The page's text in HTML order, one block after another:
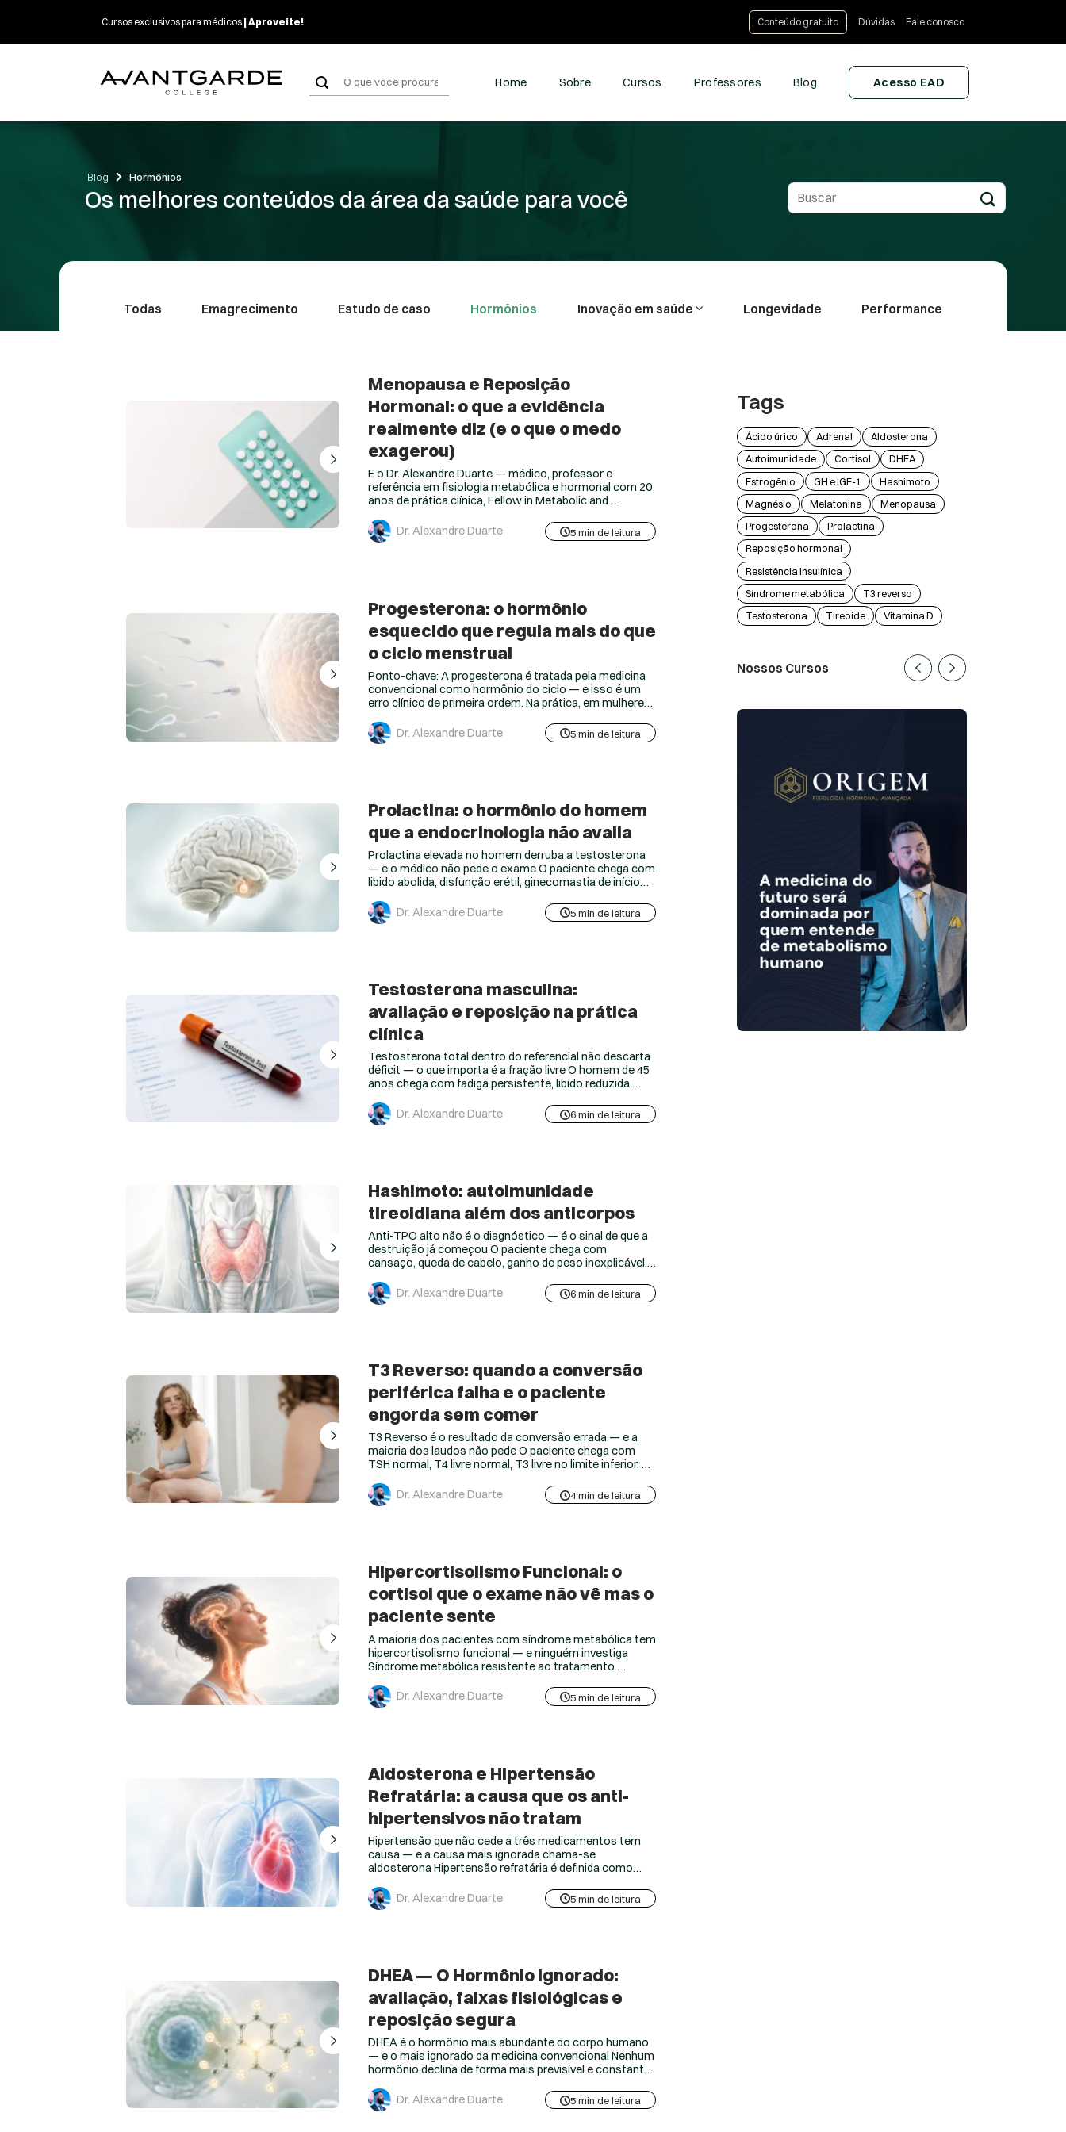
Cursos exclusivos para médicos | Aproveite! Conteúdo gratuito Dúvidas Fale conosco
Pesquisar
Home Sobre Cursos Professores Blog Acesso EAD
Blog Hormônios
Os melhores conteúdos da área da saúde para você
Pesquisar
por:
Todas Emagrecimento Estudo de caso Hormônios Inovação em saúde Longevidade Performance
Menopausa e Reposição
Hormonal: o que a evidência
realmente diz (e o que o medo
exagerou)
E o Dr. Alexandre Duarte — médico, professor e
referência em fisiologia metabólica e hormonal com 20
anos de prática clínica, Fellow in Metabolic and
Avantgarde College — conduz esse raciocínio passo a
passo. O estudo WHI de 2002 causou mais dano do que
Dr. Alexandre Duarte 5 min de leitura
Progesterona: o hormônio
esquecido que regula mais do que
o ciclo menstrual
Ponto-chave: A progesterona é tratada pela medicina
convencional como hormônio do ciclo — e isso é um
erro clínico de primeira ordem. Na prática, em mulheres
irregularidade menstrual, a primeira investigação
deveria ser a progesterona na fase lútea. Não é. E o Dr.
Dr. Alexandre Duarte 5 min de leitura
Prolactina: o hormônio do homem
que a endocrinologia não avalia
Prolactina elevada no homem derruba a testosterona
— e o médico não pede o exame O paciente chega com
libido abolida, disfunção erétil, ginecomastia de início
ng/dL. Em seguida, o médico inicia a discussão sobre
reposição de testosterona. Antes de assinar a
Dr. Alexandre Duarte 5 min de leitura
Testosterona masculina:
avaliação e reposição na prática
clínica
Testosterona total dentro do referencial não descarta
déficit — o que importa é a fração livre O homem de 45
anos chega com fadiga persistente, libido reduzida,
abdominal mesmo com dieta controlada. O laudo
mostra testosterona total de 380 ng/dL — dentro do
Dr. Alexandre Duarte 6 min de leitura
Hashimoto: autoimunidade
tireoidiana além dos anticorpos
Anti-TPO alto não é o diagnóstico — é o sinal de que a
destruição já começou O paciente chega com
cansaço, queda de cabelo, ganho de peso inexplicável.
laboratório. O Anti-TPO está em 450 UI/mL. O laudo
informa “função tireoidiana normal”. O médico anota
Dr. Alexandre Duarte 6 min de leitura
T3 Reverso: quando a conversão
periférica falha e o paciente
engorda sem comer
T3 Reverso é o resultado da conversão errada — e a
maioria dos laudos não pede O paciente chega com
TSH normal, T4 livre normal, T3 livre no limite inferior. Na
cabelo caindo e raciocínio lento. O laudo diz “função
tireoidiana normal”. A tireoide pode estar normal. O
Dr. Alexandre Duarte 4 min de leitura
Hipercortisolismo Funcional: o
cortisol que o exame não vê mas o
paciente sente
A maioria dos pacientes com síndrome metabólica tem
hipercortisolismo funcional — e ninguém investiga
Síndrome metabólica resistente ao tratamento.
que apareceu junto com o ganho de peso. Glicose de
jejum cronicamente na fronteira. Na prática, o clínico
Dr. Alexandre Duarte 5 min de leitura
Aldosterona e Hipertensão
Refratária: a causa que os anti-
hipertensivos não tratam
Hipertensão que não cede a três medicamentos tem
causa — e a causa mais ignorada chama-se
aldosterona Hipertensão refratária é definida como
hipertensivos em doses plenas, incluindo um diurético.
A conduta habitual é adicionar um quarto
Dr. Alexandre Duarte 5 min de leitura
DHEA — O Hormônio Ignorado:
avaliação, faixas fisiológicas e
reposição segura
DHEA é o hormônio mais abundante do corpo humano
— e o mais ignorado da medicina convencional Nenhum
hormônio declina de forma mais previsível e constante
ao ano. Consequentemente, aos 70 anos, o indivíduo
tem entre 10% e 20% do DHEA-s que tinha no auge. E
Dr. Alexandre Duarte 5 min de leitura
Tags
Ácido úrico Adrenal
Aldosterona
Autoimunidade
Cortisol
DHEA
Estrogênio
GH e IGF-1
Hashimoto
Magnésio
Melatonina
Menopausa
Progesterona
Prolactina
Reposição hormonal
Resistência insulínica
Síndrome metabólica
T3 reverso
Testosterona
Tireoide Vitamina D
Nossos Cursos